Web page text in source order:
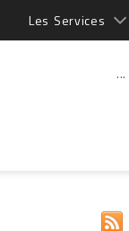
Les Services
...